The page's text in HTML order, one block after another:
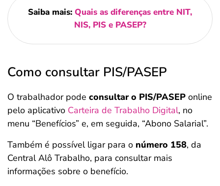
Saiba mais: Quais as diferenças entre NIT,
NIS, PIS e PASEP?
Como consultar PIS/PASEP
O trabalhador pode consultar o PIS/PASEP online
pelo aplicativo Carteira de Trabalho Digital, no
menu “Benefícios” e, em seguida, “Abono Salarial”.
Também é possível ligar para o número 158, da
Central Alô Trabalho, para consultar mais
informações sobre o benefício.